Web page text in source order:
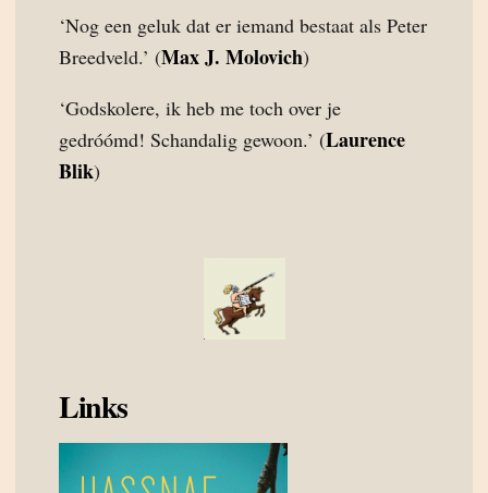
‘Nog een geluk dat er iemand bestaat als Peter
Breedveld.’ (Max J. Molovich)
‘Godskolere, ik heb me toch over je
gedróómd! Schandalig gewoon.’ (Laurence
Blik)
Links